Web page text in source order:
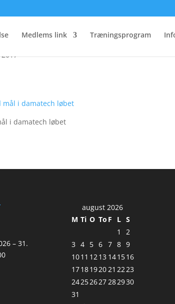
Medlems link Træningsprogram
2007-12
i damatech løbet
– 31.
august 2026
M Ti O To F L S
1
2
3 4 5 6 7 8 9
1011 12 13 141516
17181920 21 22 23
24252627 282930
31